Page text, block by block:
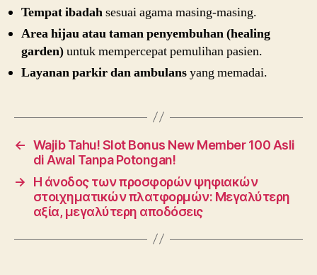
Tempat ibadahsesuai agama masing-masing.
Area hijau atau taman penyembuhan (healing
garden)untuk mempercepat pemulihan pasien.
Layanan parkir dan ambulansyang memadai.
← Wajib Tahu! Slot Bonus New Member 100 Asli
di Awal Tanpa Potongan!
→
Η άνοδος των προσφορών ψηφιακών
στοιχηματικών πλατφορμών: Μεγαλύτερη
αξία, μεγαλύτερη αποδόσεις